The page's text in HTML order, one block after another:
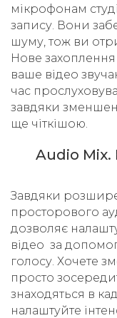
мікрофонам
запису. Вони
шуму, тож ви
Нове
ваше відео
час
завдяки
ще чіткішою.
Audio Mix.
Завдяки
просторового
дозволяє
відео за
голосу. Хочете
просто
знаходяться в
налаштуйте